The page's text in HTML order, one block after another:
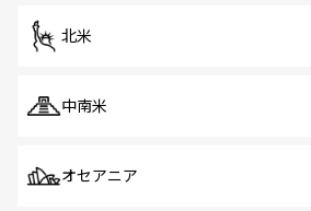
北米
中南米
オセアニア